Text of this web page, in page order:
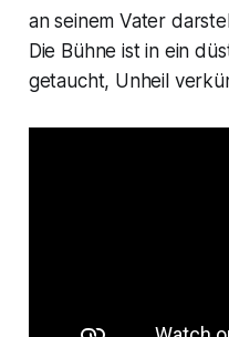
an seinem Vater
Die Bühne ist in ein
getaucht, Unheil